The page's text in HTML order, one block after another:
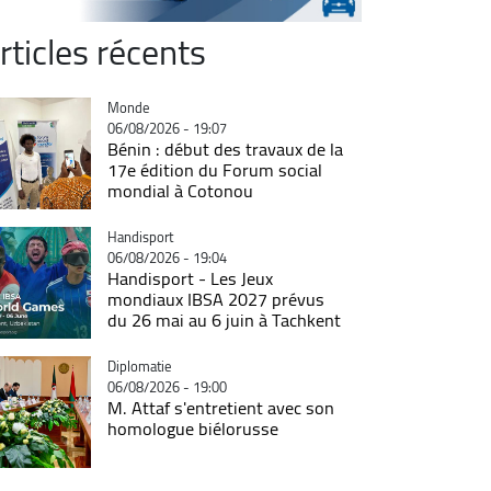
récents
Catégorie
Monde
06/08/2026 - 19:07
Bénin : début des travaux de la
17e édition du Forum social
mondial à Cotonou
Catégorie
Handisport
06/08/2026 - 19:04
Handisport - Les Jeux
mondiaux IBSA 2027 prévus
du 26 mai au 6 juin à Tachkent
Catégorie
Diplomatie
06/08/2026 - 19:00
M. Attaf s'entretient avec son
homologue biélorusse